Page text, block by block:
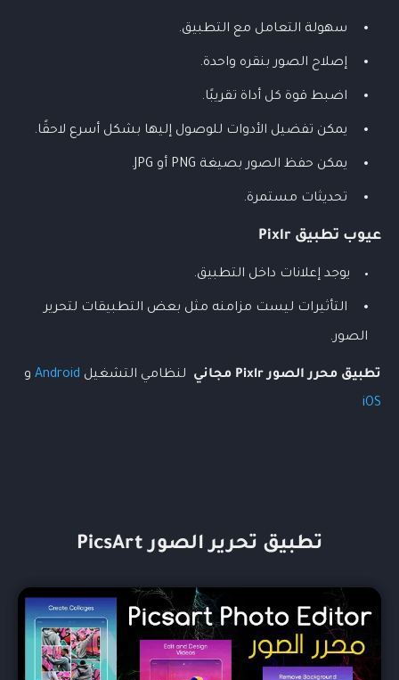
سهولة التعامل مع التطبيق.
إصلاح الصور بنقره واحدة.
اضبط قوة كل أداة تقريبًا.
يمكن تفضيل الأدوات للوصول إليها بشكل أسرع لاحقًا.
يمكن حفظ الصور بصيغة PNG أو JPG.
تحديثات مستمرة.
عيوب تطبيق Pixlr
يوجد إعلانات داخل التطبيق.
التأثيرات ليست مزامنه مثل بعض التطبيقات لتحرير
الصور.
تطبيق محرر الصورPixlr مجاني لنظامي التشغيل Android و
iOS
تطبيق تحرير الصور PicsArt